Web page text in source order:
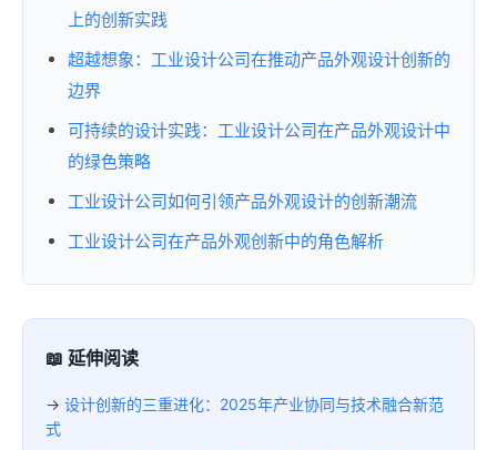
上的创新实践
超越想象：工业设计公司在推动产品外观设计创新的
边界
可持续的设计实践：工业设计公司在产品外观设计中
的绿色策略
工业设计公司如何引领产品外观设计的创新潮流
工业设计公司在产品外观创新中的角色解析
📖 延伸阅读
→ 设计创新的三重进化：2025年产业协同与技术融合新范
式